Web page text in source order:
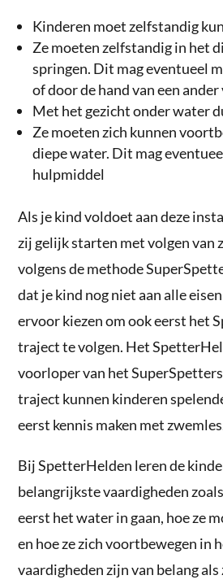
Kinderen moet zelfstandig
Ze moeten zelfstandig in het
springen. Dit mag eventueel
of door de hand van een
Met het gezicht onder water
Ze moeten zich kunnen
diepe water. Dit mag
hulpmiddel
Als je kind voldoet aan deze
zij gelijk starten met volgen van
volgens de methode
dat je kind nog niet aan alle
ervoor kiezen om ook eerst het
traject te volgen. Het
voorloper van het
traject kunnen kinderen
eerst kennis maken met
Bij SpetterHelden leren de
belangrijkste vaardigheden
eerst het water in gaan, hoe ze
en hoe ze zich voortbewegen in
vaardigheden zijn van belang als